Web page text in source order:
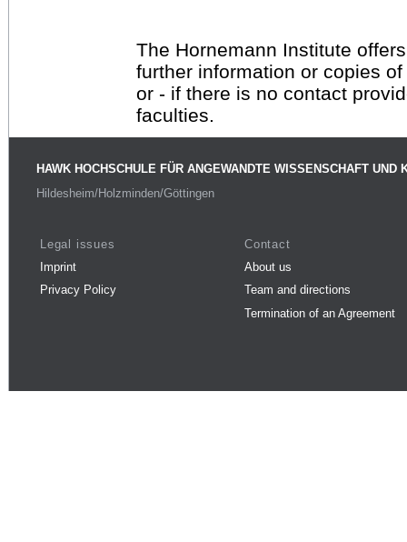
The Hornemann Institute
further information or copies
or - if there is no contact
faculties.
HAWK HOCHSCHULE FÜR ANGEWANDTE WISSENSCHAFT UND
Hildesheim/Holzminden/Göttingen
Legal issues
Imprint
Privacy Policy
Contact
About us
Team and directions
Termination of an Agreement